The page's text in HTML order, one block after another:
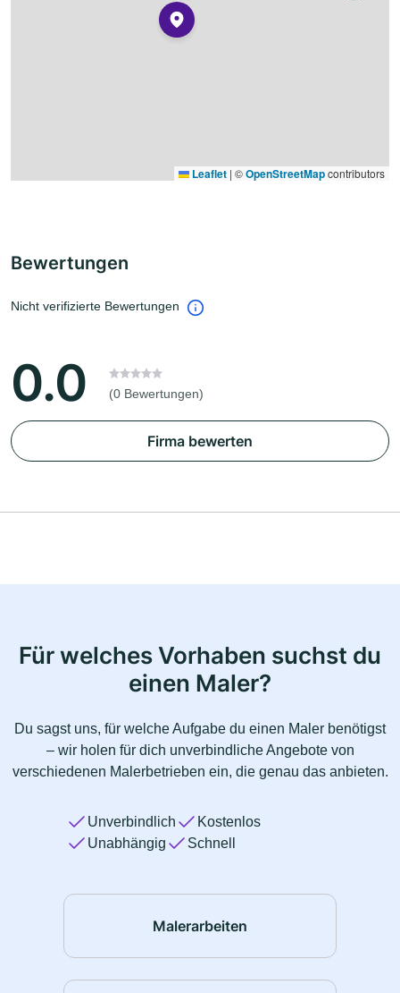
Leaflet | ©OpenStreetMapcontributors
Bewertungen
Nicht verifizierte Bewertungen
0.0 (0 Bewertungen)
Firma bewerten
Für welches Vorhaben suchst du
einen Maler?
Du sagst uns, für welche Aufgabe du einen Maler benötigst
– wir holen für dich unverbindliche Angebote von
verschiedenen Malerbetrieben ein, die genau das anbieten.
Unverbindlich
Kostenlos
Unabhängig
Schnell
Malerarbeiten